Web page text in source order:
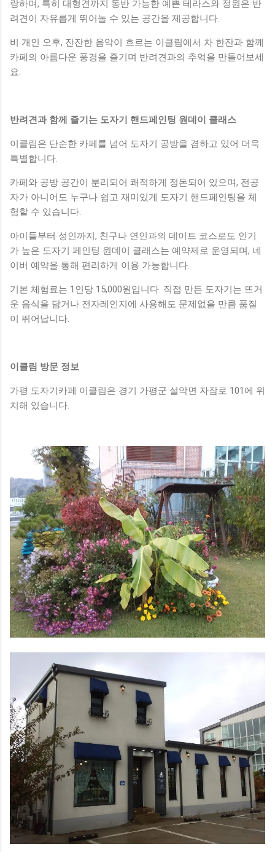
랑하며, 특히 대형견까지 동반 가능한 예쁜 테라스와 정원은 반
려견이 자유롭게 뛰어놀 수 있는 공간을 제공합니다.
비 개인 오후, 잔잔한 음악이 흐르는 이클림에서 차 한잔과 함께
카페의 아름다운 풍경을 즐기며 반려견과의 추억을 만들어보세
요.
반려견과 함께 즐기는 도자기 핸드페인팅 원데이 클래스
이클림은 단순한 카페를 넘어 도자기 공방을 겸하고 있어 더욱
특별합니다.
카페와 공방 공간이 분리되어 쾌적하게 정돈되어 있으며, 전공
자가 아니어도 누구나 쉽고 재미있게 도자기 핸드페인팅을 체
험할 수 있습니다.
아이들부터 성인까지, 친구나 연인과의 데이트 코스로도 인기
가 높은 도자기 페인팅 원데이 클래스는 예약제로 운영되며, 네
이버 예약을 통해 편리하게 이용 가능합니다.
기본 체험료는 1인당 15,000원입니다. 직접 만든 도자기는 뜨거
운 음식을 담거나 전자레인지에 사용해도 문제없을 만큼 품질
이 뛰어납니다.
이클림 방문 정보
가평 도자기카페 이클림은 경기 가평군 설악면 자잠로 101에 위
치해 있습니다.